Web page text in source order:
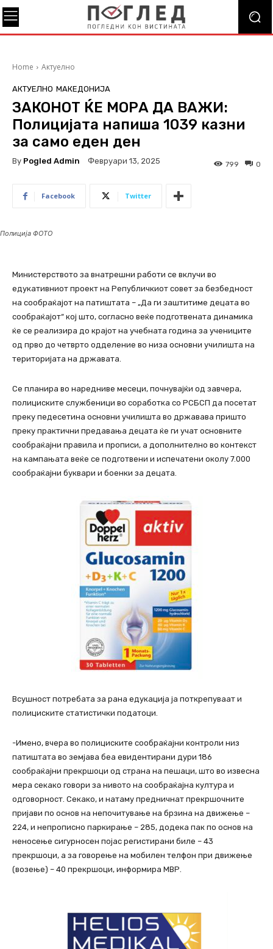
Home Актуелно
АКТУЕЛНО МАКЕДОНИЈА
ЗАКОНОТ ЌЕ МОРА ДА ВАЖИ:
Полицијата напиша 1039 казни
за само еден ден
By Pogled Admin Февруари 13, 2025 0
799
Facebook Twitter
Полиција ФОТО
Министерството за внатрешни работи се вклучи во
едукативниот проект на Републичкиот совет за безбедност
на сообраќајот на патиштата – „Да ги заштитиме децата во
сообраќајот“ кој што, согласно веќе подготвената динамика
ќе се реализира до крајот на учебната година за учениците
од прво до четврто одделение во низа основни училишта на
територијата на државата.
Се планира во наредниве месеци, почнувајќи од завчера,
полициските службеници во соработка со РСБСП да посетат
преку педесетина основни училишта во државава пришто
преку практични предавања децата ќе ги учат основните
сообраќајни правила и прописи, а дополнително во контекст
на кампањата веќе се подготвени и испечатени околу 7.000
сообраќајни буквари и боенки за децата.
Всушност потребата за рана едукација ја поткрепуваат и
полициските статистички податоци.
-Имено, вчера во полициските сообраќајни контроли низ
патиштата во земјава беа евидентирани дури 186
сообраќајни прекршоци од страна на пешаци, што во извесна
мера секако говори за нивото на сообраќајна култура и
одговорност. Секако, и натаму предничнат прекршочните
пријави по основ на непочитување на брзина на движење –
224, и непрописно паркирање – 285, додека пак по основ на
неносење сигурносен појас регистирани биле – 43
прекршоци, а за говорење на мобилен телфон при движење
(возење) – 40 прекршоци, информира МВР.